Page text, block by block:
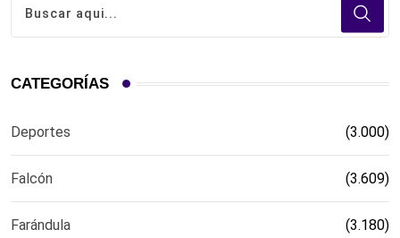
CATEGORÍAS
Deportes (3.000)
Falcón (3.609)
Farándula (3.180)